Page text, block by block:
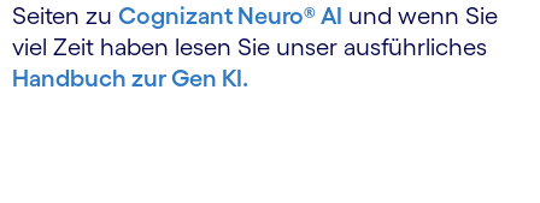
Seiten zu Cognizant Neuro® AI und wenn Sie
viel Zeit haben lesen Sie unser ausführliches
Handbuch zur Gen KI.